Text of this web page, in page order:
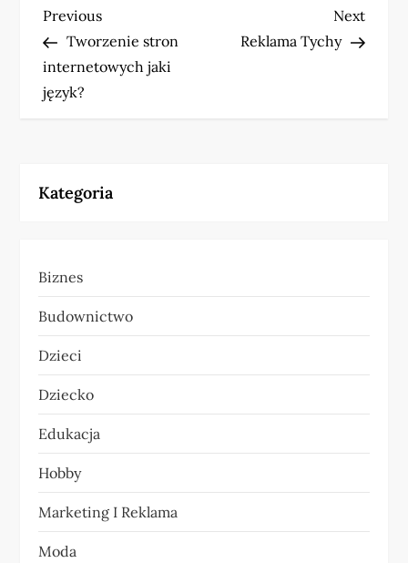
N
a
w
g
c
j
a
w
p
i
s
u
Previous
Post
Previous
Tworzenie stron
internetowych jaki
język?
Next
Post
Next
Reklama Tychy
Kategoria
Biznes
Budownictwo
Dzieci
Dziecko
Edukacja
Hobby
Marketing I Reklama
Moda